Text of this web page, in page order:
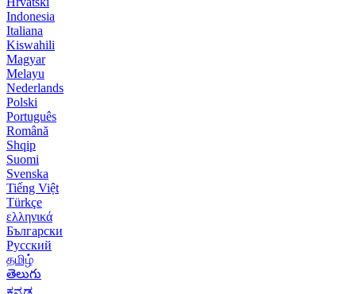
Indonesia
Italiana
Kiswahili
Magyar
Melayu
Nederlands
Polski
Português
Română
Shqip
Suomi
Svenska
Tiếng Việt
Türkçe
ελληνικά
Български
Русский
தமிழ்
తెలుగు